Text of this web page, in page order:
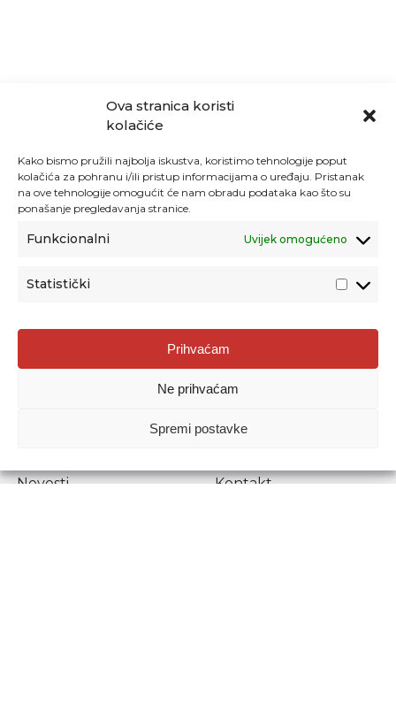
Ova stranica koristi
kolačiće
Kako bismo pružili najbolja iskustva, koristimo tehnologije poput
kolačića za pohranu i/ili pristup informacijama o uređaju. Pristanak
na ove tehnologije omogućit će nam obradu podataka kao što su
ponašanje pregledavanja stranice.
Funkcionalni Uvijek omogućeno
Statistički
Prihvaćam
Ne prihvaćam
Spremi postavke
Agencija za odgoj i obrazovanje
Donje Svetice 38, 10000 Zagreb
1778129
Prenošenje sadržaja dopušteno je uz navođenje izvora.
Novosti
Kontakt